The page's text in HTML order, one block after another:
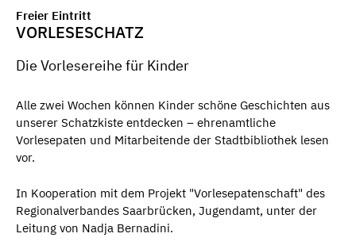
Freier Eintritt
VORLESESCHATZ
Die Vorlesereihe für Kinder
Alle zwei Wochen können Kinder schöne Geschichten aus
unserer Schatzkiste entdecken – ehrenamtliche
Vorlesepaten und Mitarbeitende der Stadtbibliothek lesen
vor.
In Kooperation mit dem Projekt "Vorlesepatenschaft" des
Regionalverbandes Saarbrücken, Jugendamt, unter der
Leitung von Nadja Bernadini.